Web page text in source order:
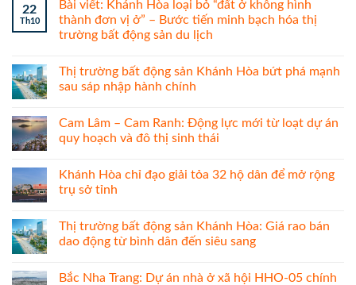
22
Th10
Bài viết: Khánh Hòa loại bỏ “đất ở không hình
thành đơn vị ở” – Bước tiến minh bạch hóa thị
trường bất động sản du lịch
Thị trường bất động sản Khánh Hòa bứt phá mạnh
sau sáp nhập hành chính
Cam Lâm – Cam Ranh: Động lực mới từ loạt dự án
quy hoạch và đô thị sinh thái
Khánh Hòa chỉ đạo giải tỏa 32 hộ dân để mở rộng
trụ sở tỉnh
Thị trường bất động sản Khánh Hòa: Giá rao bán
dao động từ bình dân đến siêu sang
Bắc Nha Trang: Dự án nhà ở xã hội HHO-05 chính